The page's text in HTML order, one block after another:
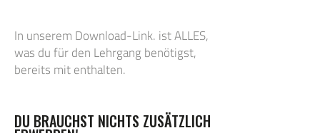
In unserem Download-Link. ist ALLES,
was du für den Lehrgang benötigst,
bereits mit enthalten.
DU BRAUCHST NICHTS ZUSÄTZLICH